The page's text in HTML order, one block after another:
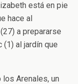
está en pie
hace al
a prepararse
(1) al jardín que
Arenales, un